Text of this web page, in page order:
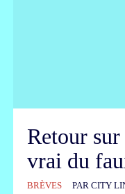
Retour
vrai du
BRÈVES PARCITY